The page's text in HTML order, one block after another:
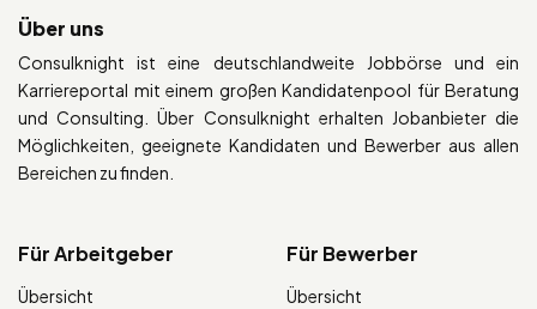
Über uns
Consulknight ist eine deutschlandweite Jobbörse und ein
Karriereportal mit einem großen Kandidatenpool für Beratung
und Consulting. Über Consulknight erhalten Jobanbieter die
Möglichkeiten, geeignete Kandidaten und Bewerber aus allen
Bereichen zu finden.
Für Arbeitgeber
Übersicht
Für Bewerber
Übersicht